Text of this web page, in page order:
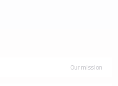
Our mission